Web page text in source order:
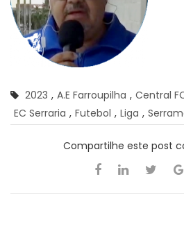
2023 , A.e Farroupilha , Central
EC Serraria , Futebol , Liga ,
Compartilhe este post